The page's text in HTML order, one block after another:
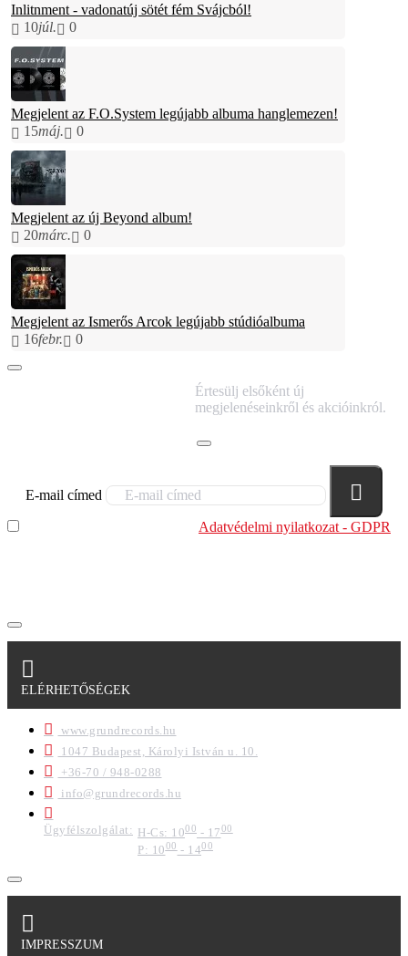
Inlitnment - vadonatúj sötét fém Svájcból!
10júl. 0
Megjelent az F.O.System legújabb albuma hanglemezen!
15máj. 0
Megjelent az új Beyond album!
20márc. 0
Megjelent az Ismerős Arcok legújabb stúdióalbuma
16febr. 0
Értesülj elsőként új
megjelenéseinkről és akcióinkról.
E-mail címed
Adatvédelmi nyilatkozat - GDPR
ELÉRHETŐSÉGEK
www.grundrecords.hu
1047 Budapest, Károlyi István u. 10.
+36-70 / 948-0288
info@grundrecords.hu
Ügyfélszolgálat: H-Cs: 1000 - 1700
P: 1000- 1400
IMPRESSZUM